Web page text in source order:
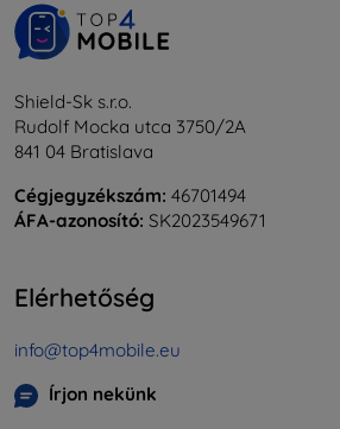
Shield-Sk s.r.o.
Rudolf Mocka utca 3750/2A
841 04 Bratislava
Cégjegyzékszám: 46701494
ÁFA-azonosító: SK2023549671
Elérhetőség
info@top4mobile.eu
Írjon nekünk